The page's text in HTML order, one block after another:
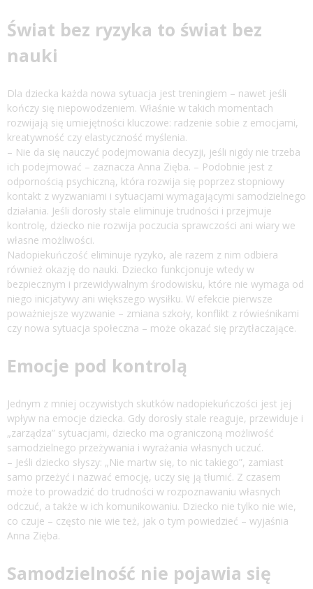
Świat bez ryzyka to świat bez
nauki
Dla dziecka każda nowa sytuacja jest treningiem – nawet jeśli
kończy się niepowodzeniem. Właśnie w takich momentach
rozwijają się umiejętności kluczowe: radzenie sobie z emocjami,
kreatywność czy elastyczność myślenia.
– Nie da się nauczyć podejmowania decyzji, jeśli nigdy nie trzeba
ich podejmować – zaznacza Anna Zięba. – Podobnie jest z
odpornością psychiczną, która rozwija się poprzez stopniowy
kontakt z wyzwaniami i sytuacjami wymagającymi samodzielnego
działania. Jeśli dorosły stale eliminuje trudności i przejmuje
kontrolę, dziecko nie rozwija poczucia sprawczości ani wiary we
własne możliwości.
Nadopiekuńczość eliminuje ryzyko, ale razem z nim odbiera
również okazję do nauki. Dziecko funkcjonuje wtedy w
bezpiecznym i przewidywalnym środowisku, które nie wymaga od
niego inicjatywy ani większego wysiłku. W efekcie pierwsze
poważniejsze wyzwanie – zmiana szkoły, konflikt z rówieśnikami
czy nowa sytuacja społeczna – może okazać się przytłaczające.
Emocje pod kontrolą
Jednym z mniej oczywistych skutków nadopiekuńczości jest jej
wpływ na emocje dziecka. Gdy dorosły stale reaguje, przewiduje i
„zarządza” sytuacjami, dziecko ma ograniczoną możliwość
samodzielnego przeżywania i wyrażania własnych uczuć.
– Jeśli dziecko słyszy: „Nie martw się, to nic takiego”, zamiast
samo przeżyć i nazwać emocję, uczy się ją tłumić. Z czasem
może to prowadzić do trudności w rozpoznawaniu własnych
odczuć, a także w ich komunikowaniu. Dziecko nie tylko nie wie,
co czuje – często nie wie też, jak o tym powiedzieć – wyjaśnia
Anna Zięba.
Samodzielność nie pojawia się